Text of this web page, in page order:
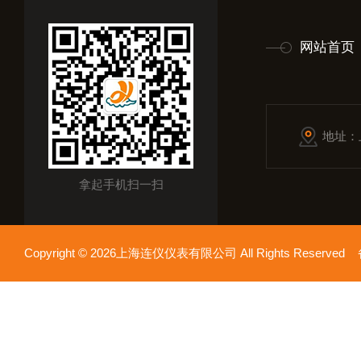
拿起手机扫一扫
网站首页
地址
Copyright © 2026上海连仪仪表有限公司 All Rights Reserved